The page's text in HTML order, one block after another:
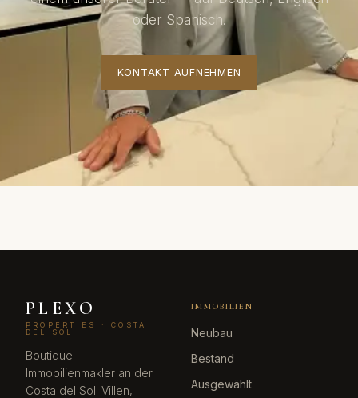
oder Spanisch.
KONTAKT AUFNEHMEN
PLEXO
PROPERTIES · COSTA
DEL SOL
Boutique-
Immobilienmakler an der
Costa del Sol. Villen,
IMMOBILIEN
Neubau
Bestand
Ausgewählt